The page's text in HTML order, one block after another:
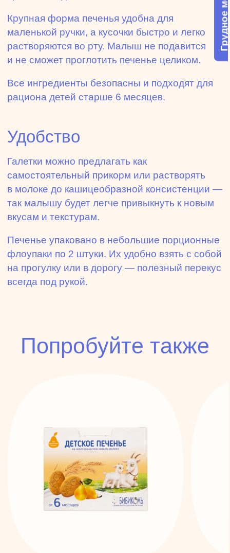
Крупная форма печенья удобна для
маленькой ручки, а кусочки быстро и легко
растворяются во рту. Малыш не подавится
и не сможет проглотить печенье целиком.
Все ингредиенты безопасны и подходят для
рациона детей старше 6 месяцев.
Удобство
Галетки можно предлагать как
самостоятельный прикорм или растворять
в молоке до кашицеобразной консистенции —
так малышу будет легче привыкнуть к новым
вкусам и текстурам.
Печенье упаковано в небольшие порционные
флоупаки по 2 штуки. Их удобно взять с собой
на прогулку или в дорогу — полезный перекус
всегда под рукой.
Попробуйте также